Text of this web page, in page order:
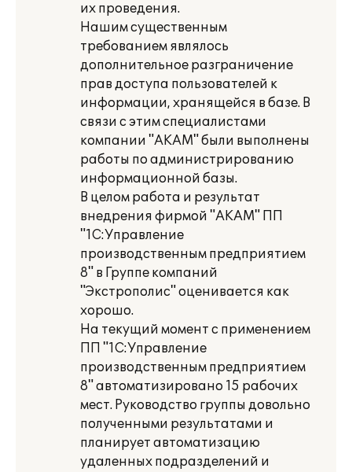
их проведения.
Нашим существенным
требованием являлось
дополнительное разграничение
прав доступа пользователей к
информации, хранящейся в базе. В
связи с этим специалистами
компании "АКАМ" были выполнены
работы по администрированию
информационной базы.
В целом работа и результат
внедрения фирмой "АКАМ" ПП
"1С:Управление
производственным предприятием
8" в Группе компаний
"Экстрополис" оценивается как
хорошо.
На текущий момент с применением
ПП "1С:Управление
производственным предприятием
8" автоматизировано 15 рабочих
мест. Руководство группы довольно
полученными результатами и
планирует автоматизацию
удаленных подразделений и